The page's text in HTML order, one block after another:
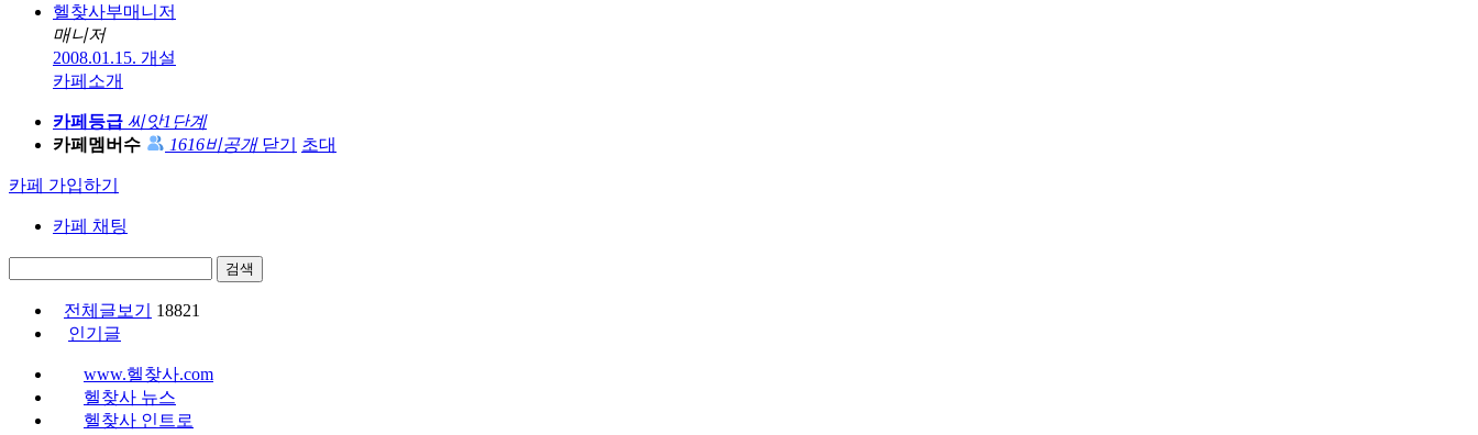
헬찾사부매니저
매니저
2008.01.15. 개설
카페소개
카페등급 씨앗1단계
카페멤버수
1616비공개 닫기 초대
카페 가입하기
카페 채팅
검색
전체글보기
18821
인기글
www.헬찾사.com
헬찾사 뉴스
헬찾사 인트로